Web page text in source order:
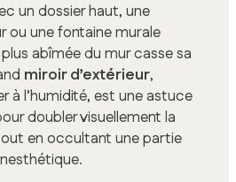
un dossier haut, une
ou une fontaine murale
abîmée du mur casse sa
miroir d’extérieur,
à l’humidité, est une astuce
doubler visuellement la
en occultant une partie